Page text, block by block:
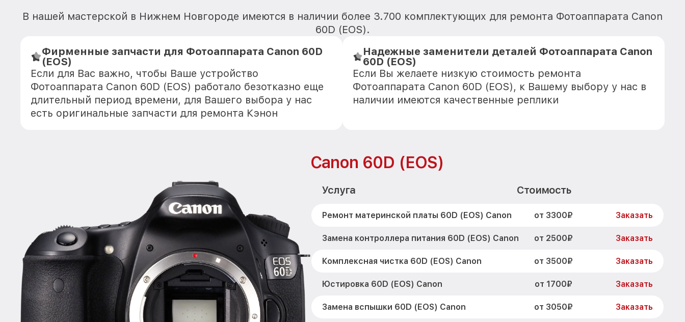
В нашей мастерской в Нижнем Новгороде имеются в наличии более 3.700 комплектующих для ремонта Фотоаппарата Canon
60D (EOS).
Фирменные запчасти для Фотоаппарата Canon 60D
(EOS)
Если для Вас важно, чтобы Ваше устройство
Фотоаппарата Canon 60D (EOS) работало безотказно еще
длительный период времени, для Вашего выбора у нас
есть оригинальные запчасти для ремонта Кэнон
Надежные заменители деталей Фотоаппарата Canon
60D (EOS)
Если Вы желаете низкую стоимость ремонта
Фотоаппарата Canon 60D (EOS), к Вашему выбору у нас в
наличии имеются качественные реплики
Canon 60D (EOS)
Услуга Стоимость
Ремонт материнской платы 60D (EOS) Canon от 3300₽ Заказать
Замена контроллера питания 60D (EOS) Canon от 2500₽ Заказать
Комплексная чистка 60D (EOS) Canon от 3500₽ Заказать
Юстировка 60D (EOS) Canon от 1700₽ Заказать
Замена вспышки 60D (EOS) Canon от 3050₽ Заказать